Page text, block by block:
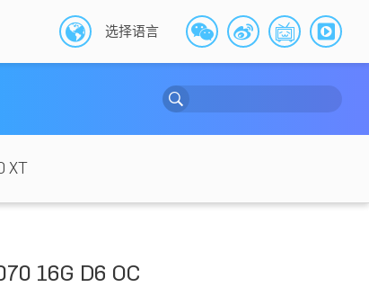
选择语言
XT
16G D6 OC